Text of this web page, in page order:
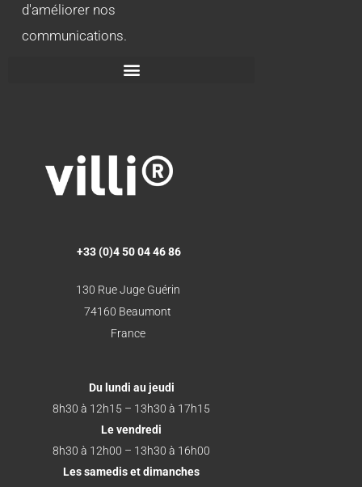
d'améliorer nos
communications.
+33 (0)4 50 04 46 86
130 Rue Juge Guérin
74160 Beaumont
France
Du lundi au jeudi
8h30 à 12h15 – 13h30 à 17h15
Le vendredi
8h30 à 12h00 – 13h30 à 16h00
Les samedis et dimanches